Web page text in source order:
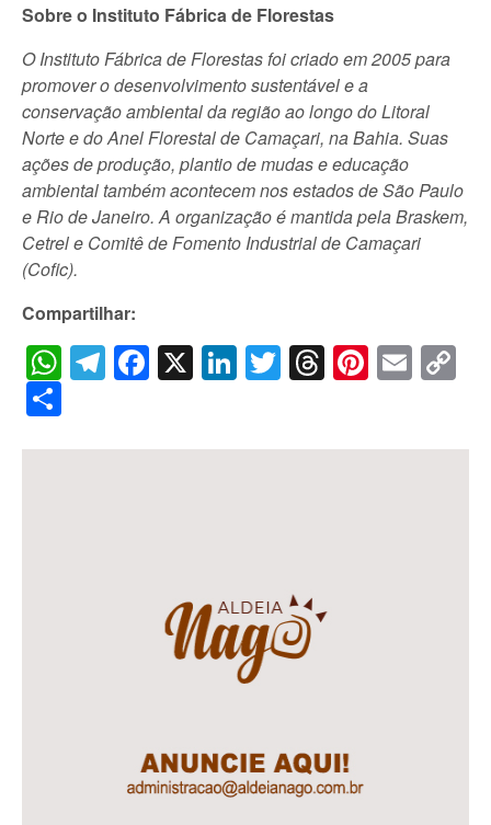
Sobre o Instituto Fábrica de Florestas
O Instituto Fábrica de Florestas foi criado em 2005 para
promover o desenvolvimento sustentável e a
conservação ambiental da região ao longo do Litoral
Norte e do Anel Florestal de Camaçari, na Bahia. Suas
ações de produção, plantio de mudas e educação
ambiental também acontecem nos estados de São Paulo
e Rio de Janeiro. A organização é mantida pela Braskem,
Cetrel e Comitê de Fomento Industrial de Camaçari
(Cofic).
Compartilhar:
WhatsApp
Telegram
Facebook
X LinkedIn
Twitter
Threads